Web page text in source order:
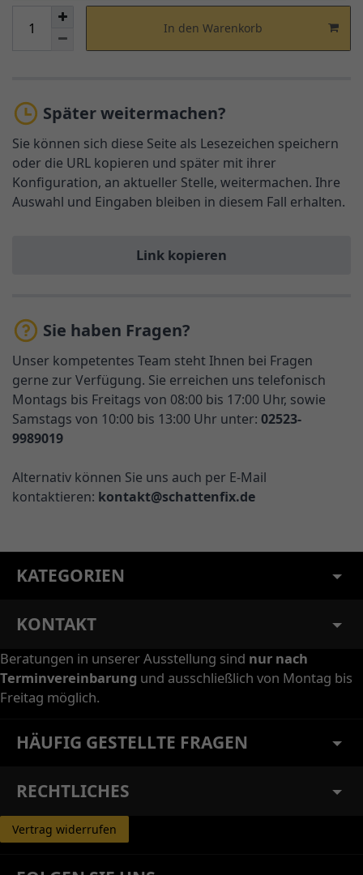
In den Warenkorb
Später weitermachen?
Sie können sich diese Seite als Lesezeichen speichern
oder die URL kopieren und später mit ihrer
Konfiguration, an aktueller Stelle, weitermachen. Ihre
Auswahl und Eingaben bleiben in diesem Fall erhalten.
Link kopieren
Sie haben Fragen?
Unser kompetentes Team steht Ihnen bei Fragen
gerne zur Verfügung. Sie erreichen uns telefonisch
Montags bis Freitags von 08:00 bis 17:00 Uhr, sowie
Samstags von 10:00 bis 13:00 Uhr unter: 02523-
9989019
Alternativ können Sie uns auch per E-Mail
kontaktieren: kontakt@schattenfix.de
KATEGORIEN
KONTAKT
Beratungen in unserer Ausstellung sind nur nach
Terminvereinbarung und ausschließlich von Montag bis
Freitag möglich.
HÄUFIG GESTELLTE FRAGEN
RECHTLICHES
Vertrag widerrufen